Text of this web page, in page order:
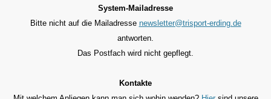
System-Mailadresse
Bitte nicht auf die Mailadresse newsletter@trisport-erding.de
antworten.
Das Postfach wird nicht gepflegt.
Kontakte